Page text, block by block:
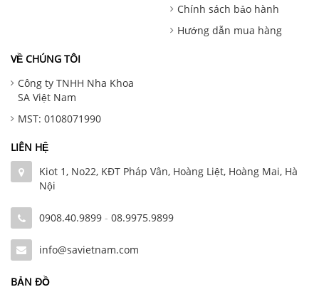
Chính sách bảo hành
Hướng dẫn mua hàng
VỀ CHÚNG TÔI
Công ty TNHH Nha Khoa
SA Việt Nam
MST: 0108071990
LIÊN HỆ
Kiot 1, No22, KĐT Pháp Vân, Hoàng Liệt, Hoàng Mai, Hà
Nội
0908.40.9899 - 08.9975.9899
info@savietnam.com
BẢN ĐỒ